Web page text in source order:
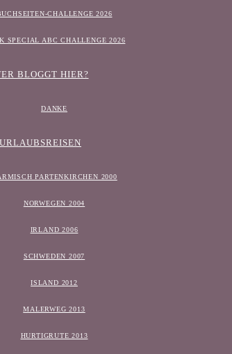
CHALLENGE 2026
SPECIAL ABC CHALLENGE 2026
BLOGGT HIER?
DANKE
URLAUBSREISEN
PARTENKIRCHEN 2000
NORWEGEN 2004
IRLAND 2006
SCHWEDEN 2007
ISLAND 2012
MALERWEG 2013
HURTIGRUTE 2013